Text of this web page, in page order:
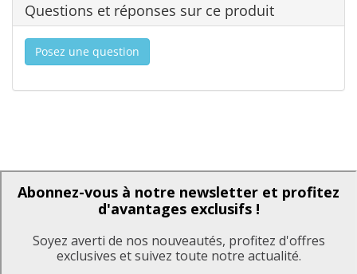
Questions et réponses sur ce produit
Posez une question